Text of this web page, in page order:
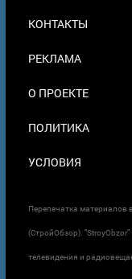
В
КОНТАКТЫ
РЕКЛАМА
О ПРОЕКТЕ
ПОЛИТИКА
УСЛОВИЯ
Перепечатка материалов
(СтройОбзор).
телевидения и